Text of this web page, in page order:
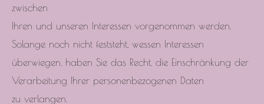
zwischen
Ihren und unseren Interessen vorgenommen werden.
Solange noch nicht feststeht, wessen Interessen
überwiegen, haben Sie das Recht, die Einschränkung der
Verarbeitung Ihrer personenbezogenen Daten
zu verlangen.